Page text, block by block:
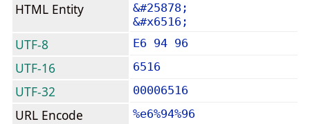
HTML Entity
&#25878;
&#x6516;
UTF-8 E6 94 96
UTF-16 6516
UTF-32 00006516
URL Encode %e6%94%96